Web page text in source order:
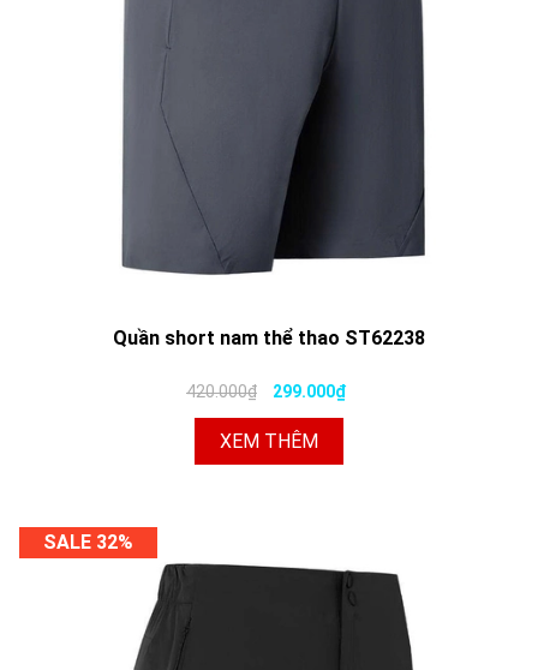
Quần short nam thể thao ST62238
420.000₫ 299.000₫
XEM THÊM
SALE 32%